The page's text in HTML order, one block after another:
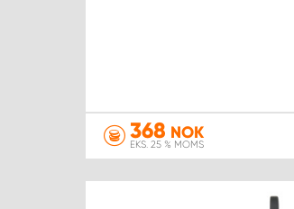
368 NOK
EKS. 25 % MOMS